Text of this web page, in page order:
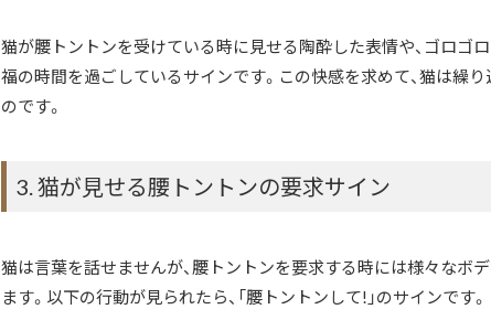
猫が腰トントンを受けている時に見せる陶酔した表情や、ゴロゴ
福の時間を過ごしているサインです。この快感を求めて、猫は繰
のです。
3. 猫が見せる腰トントンの要求サイン
猫は言葉を話せませんが、腰トントンを要求する時には様々なボ
ます。以下の行動が見られたら、「腰トントンして!」のサインです。